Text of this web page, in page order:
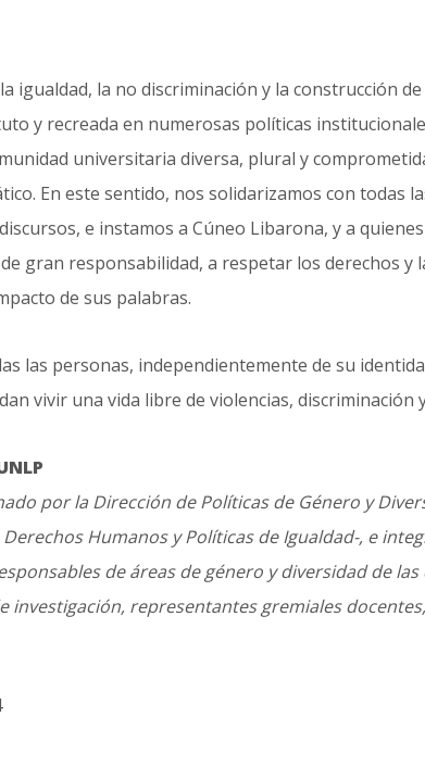
igualdad, la no discriminación y la construcción
y recreada en numerosas políticas
universitaria diversa, plural y
En este sentido, nos solidarizamos con todas
e instamos a Cúneo Libarona, y a
gran responsabilidad, a respetar los derechos y
de sus palabras.
las personas, independientemente de su
vivir una vida libre de violencias, discriminación
por la Dirección de Políticas de Género y
Humanos y Políticas de Igualdad-, e
de áreas de género y diversidad de
investigación, representantes gremiales